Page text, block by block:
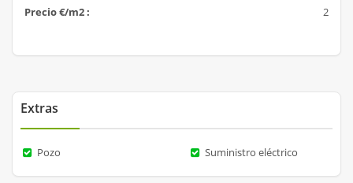
Precio €/m2 :
2
Extras
Pozo Suministro eléctrico